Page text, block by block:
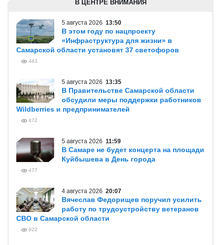
В ЦЕНТРЕ ВНИМАНИЯ
5 августа 2026 13:50
В этом году по нацпроекту
«Инфраструктура для жизни» в
Самарской области установят 37 светофоров
443
5 августа 2026 13:35
В Правительстве Самарской области
обсудили меры поддержки работников
Wildberries и предпринимателей
472
5 августа 2026 11:59
В Самаре не будет концерта на площади
Куйбышева в День города
477
4 августа 2026 20:07
Вячеслав Федорищев поручил усилить
работу по трудоустройству ветеранов
СВО в Самарской области
922